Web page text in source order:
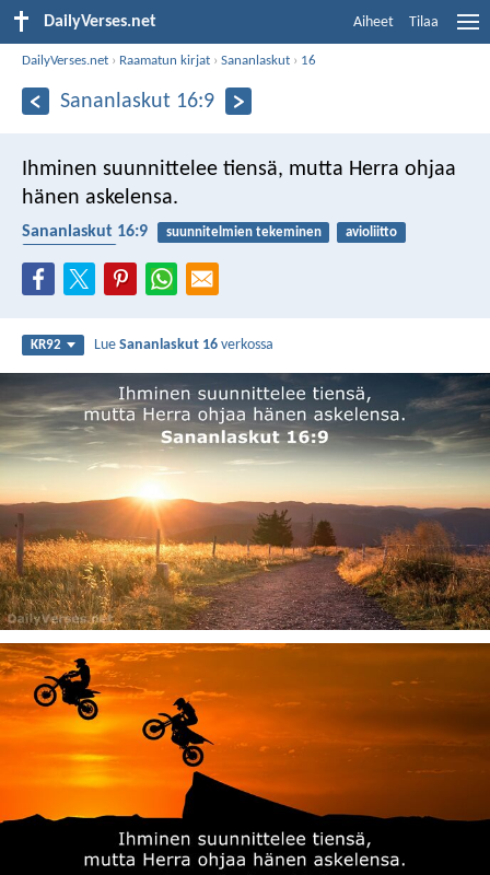
DailyVerses.net Aiheet Tilaa
DailyVerses.net › Raamatun kirjat ›Sananlaskut › 16
Sananlaskut 16:9
Ihminen suunnittelee tiensä, mutta Herra ohjaa
hänen askelensa.
Sananlaskut 16:9 suunnitelmien tekeminen
avioliitto
KR92 LueSananlaskut 16 verkossa